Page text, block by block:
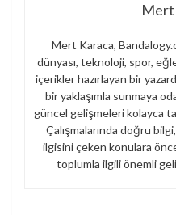
Mert
Mert Karaca,
dünyası, teknoloji, spor,
içerikler hazırlayan bir
bir yaklaşımla sunmaya
güncel gelişmeleri kolayca
Çalışmalarında doğru
ilgisini çeken konulara
toplumla ilgili önemli